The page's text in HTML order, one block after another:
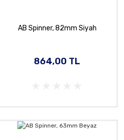
AB Spinner, 82mm Siyah
864,00 TL